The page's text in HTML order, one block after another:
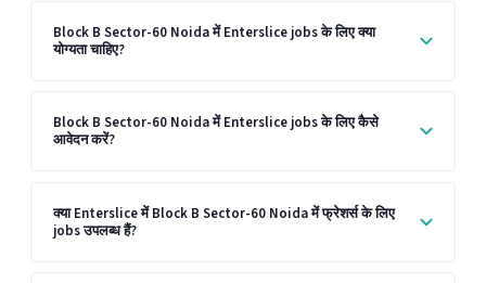
Block B Sector-60 Noida में Enterslice jobs के लिए क्या
योग्यता चाहिए?
Block B Sector-60 Noida में Enterslice jobs के लिए कैसे
आवेदन करें?
क्या Enterslice में Block B Sector-60 Noida में फ्रेशर्स के लिए
jobs उपलब्ध हैं?